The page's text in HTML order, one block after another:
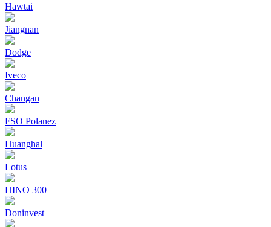
Hawtai
Jiangnan
Dodge
Iveco
Changan
FSO Polanez
Huanghal
Lotus
HINO 300
Doninvest